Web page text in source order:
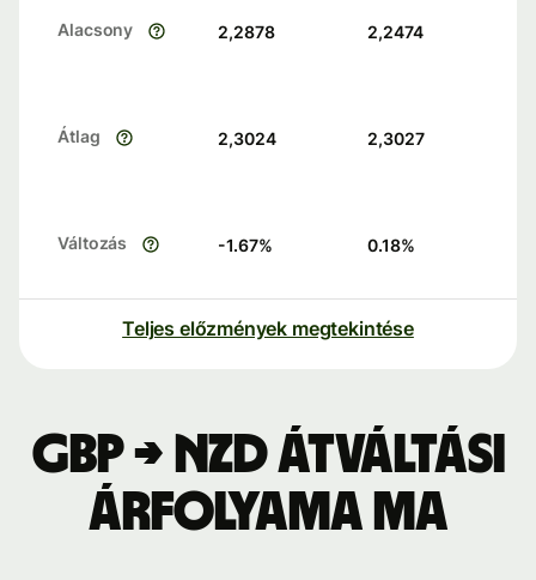
Alacsony 2,2878 2,2474
Átlag 2,3024 2,3027
Változás -1.67% 0.18%
Teljes előzmények megtekintése
GBP → NZD átváltási
árfolyama ma